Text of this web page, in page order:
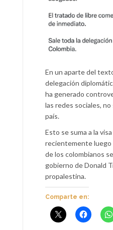
En un aparte del
delegación
ha generado
las redes sociales,
país.
Esto se suma a la
recientemente luego
de los colombianos
gobierno de Donald
propalestina.
Comparte en: